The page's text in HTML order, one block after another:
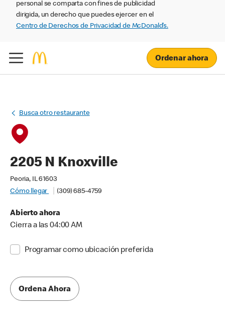
personal se comparta con fines de publicidad
dirigida, un derecho que puedes ejercer en el
Centro de Derechos de Privacidad de McDonald’s.
Ordenar ahora
Busca otro restaurante
2205 N Knoxville
Peoria, IL 61603
Cómo llegar
(309) 685-4759
Abierto ahora
Cierra a las 04:00 AM
Programar como ubicación preferida
Ordena Ahora